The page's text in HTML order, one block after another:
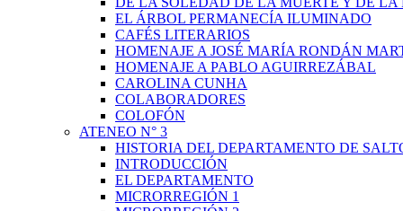
EL ÁRBOL PERMANECÍA ILUMINADO
CAFÉS LITERARIOS
HOMENAJE A JOSÉ MARÍA RONDÁN
HOMENAJE A PABLO AGUIRREZÁBAL
CAROLINA CUNHA
COLABORADORES
COLOFÓN
ATENEO N° 3
HISTORIA DEL DEPARTAMENTO DE
INTRODUCCIÓN
EL DEPARTAMENTO
MICRORREGIÓN 1